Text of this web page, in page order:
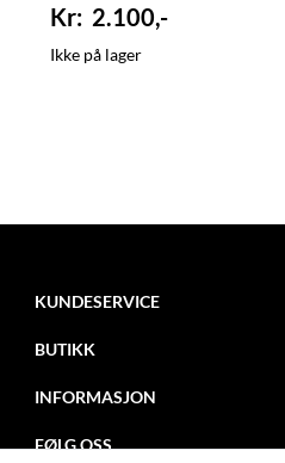
2.100,-
Ikke på lager
KUNDESERVICE
3420 Lierskogen
Org. nr. NO982084474MVA
firmapost@kollevold.no
BUTIKK
Salgsvilkår
Kontakt oss
INFORMASJON
Om oss
FØLG OSS